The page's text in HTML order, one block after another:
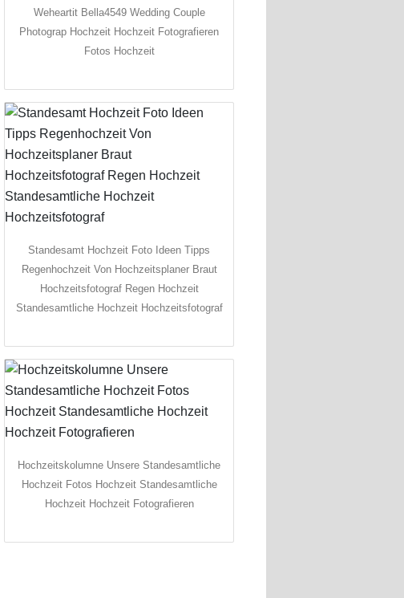
Weheartit Bella4549 Wedding Couple
Photograp Hochzeit Hochzeit Fotografieren
Fotos Hochzeit
Standesamt Hochzeit Foto Ideen Tipps
Regenhochzeit Von Hochzeitsplaner Braut
Hochzeitsfotograf Regen Hochzeit
Standesamtliche Hochzeit Hochzeitsfotograf
Hochzeitskolumne Unsere Standesamtliche
Hochzeit Fotos Hochzeit Standesamtliche
Hochzeit Hochzeit Fotografieren